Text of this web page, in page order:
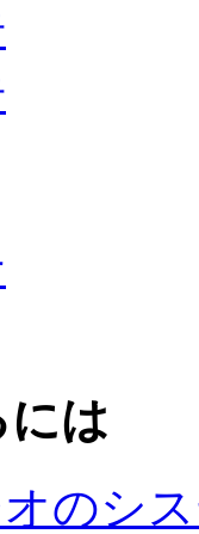
は
のシ